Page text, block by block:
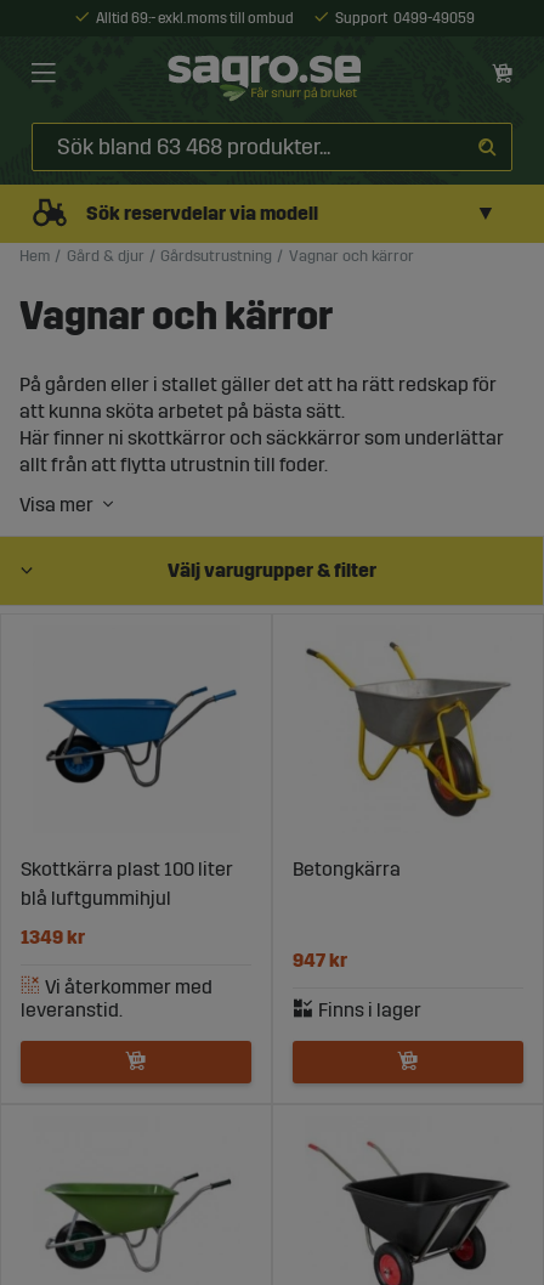
Alltid 69:- exkl. moms till ombud Support 0499-49059
Sök reservdelar via modell ▼
Hem Gård & djur Gårdsutrustning Vagnar och kärror
Vagnar och kärror
På gården eller i stallet gäller det att ha rätt redskap för
att kunna sköta arbetet på bästa sätt.
Här finner ni skottkärror och säckkärror som underlättar
allt från att flytta utrustnin till foder.
Välj varugrupper & filter
Skottkärra plast 100 liter
blå luftgummihjul
1349 kr
Betongkärra
947 kr